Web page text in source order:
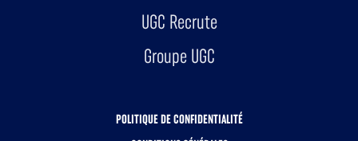
UGC Recrute
Groupe UGC
POLITIQUE DE CONFIDENTIALITÉ